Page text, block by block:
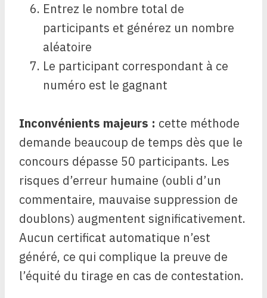
Entrez le nombre total de
participants et générez un nombre
aléatoire
Le participant correspondant à ce
numéro est le gagnant
Inconvénients majeurs : cette méthode
demande beaucoup de temps dès que le
concours dépasse 50 participants. Les
risques d’erreur humaine (oubli d’un
commentaire, mauvaise suppression de
doublons) augmentent significativement.
Aucun certificat automatique n’est
généré, ce qui complique la preuve de
l’équité du tirage en cas de contestation.